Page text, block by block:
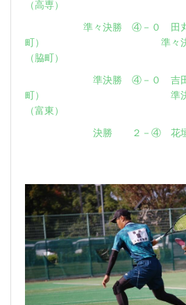
（高専）
準々決勝 ④－０ 田丸
町） 準々決勝 ④
（脇町）
準決勝 ④－０ 吉田
町） 準決勝 ０
（富東）
決勝 ２－④ 花垣（